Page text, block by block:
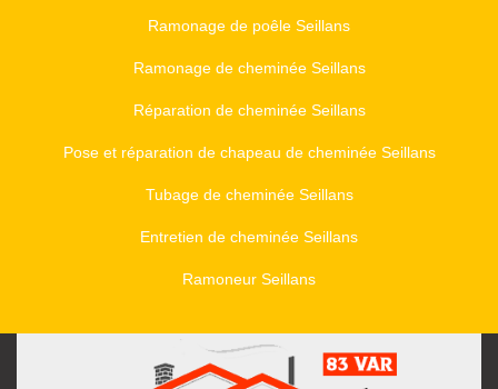
Ramonage de poêle Seillans
Ramonage de cheminée Seillans
Réparation de cheminée Seillans
Pose et réparation de chapeau de cheminée Seillans
Tubage de cheminée Seillans
Entretien de cheminée Seillans
Ramoneur Seillans